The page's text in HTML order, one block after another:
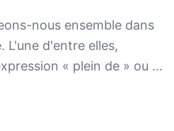
nous ensemble dans
L'une d'entre elles,
« plein de » ou ...